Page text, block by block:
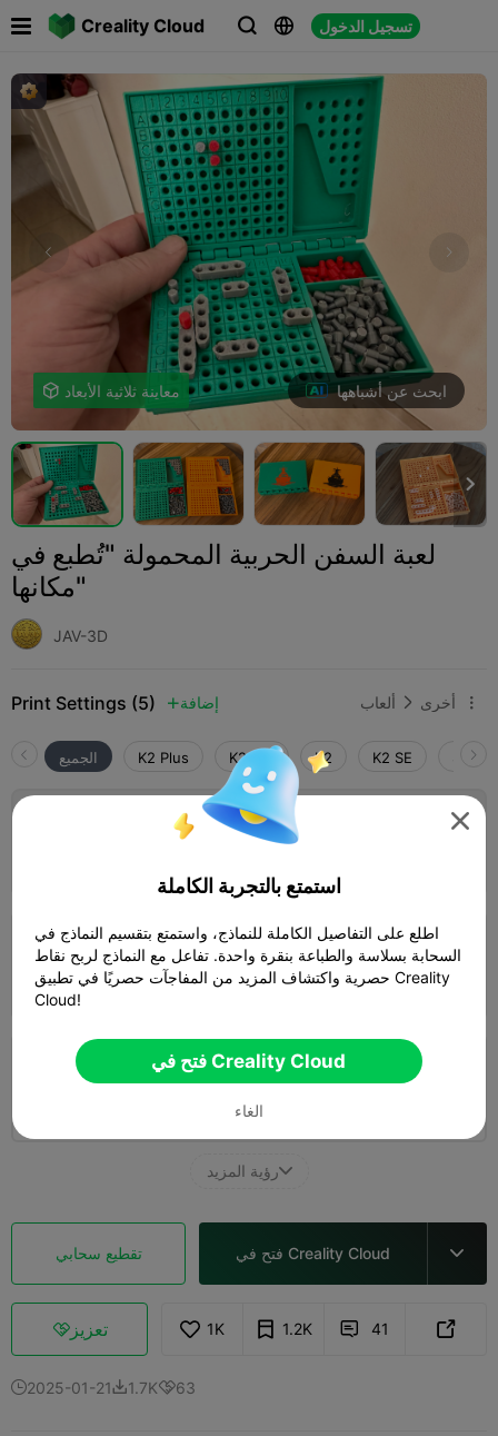
Creality Cloud   تسجيل الدخول
 
 معاينة ثلاثية الأبعاد ابحث عن أشباهها

لعبة السفن الحربية المحمولة "تُطبع في
مكانها"
JAV-3D
Print Settings (5)  إضافة ألعاب  أخرى 
الجميع K2 Plus K2 Pro K2 K2 SE
طبقة 0.2 ملم، جداران، تعبئة داخلية 15%
 13h 11m  3 plates  285.64g
18h 50m
رؤية المزيد
تقطيع سحابي فتح في Creality Cloud 
تعزيز 1K 1.2K  41 
2025-01-211.7K63

استمتع بالتجربة الكاملة
اطلع على التفاصيل الكاملة للنماذج، واستمتع بتقسيم النماذج في
السحابة بسلاسة والطباعة بنقرة واحدة. تفاعل مع النماذج لربح نقاط
حصرية واكتشاف المزيد من المفاجآت حصريًا في تطبيق Creality
Cloud!
فتح في Creality Cloud
الغاء